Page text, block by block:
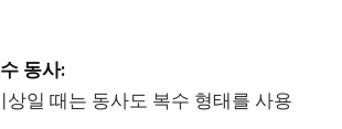
동사:
상일 때는 동사도 복수 형태를 사용